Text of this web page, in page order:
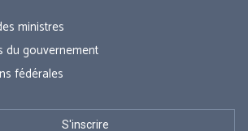
ministres
du gouvernement
fédérales